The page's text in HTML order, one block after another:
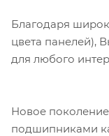
Благодаря
цвета панелей),
для любого
Новое
подшипниками